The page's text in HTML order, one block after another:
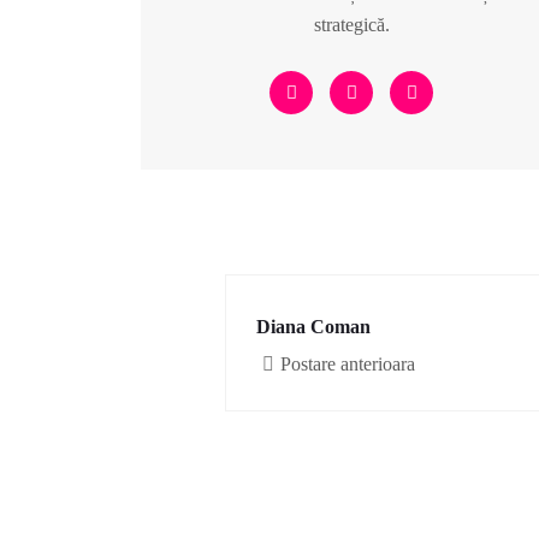
strategică.
Diana Coman
Postare anterioara